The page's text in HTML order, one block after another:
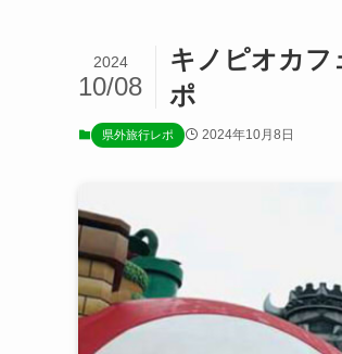
キノピオカフ
ポ
2024
10/08
県外旅行レポ 2024年10月8日